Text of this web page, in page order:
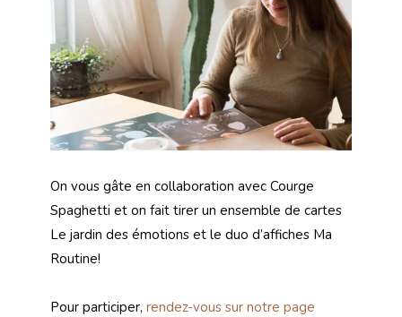
On vous gâte en collaboration avec Courge
Spaghetti et on fait tirer un ensemble de cartes
Le jardin des émotions et le duo d’affiches Ma
Routine!
Pour participer, rendez-vous sur notre page